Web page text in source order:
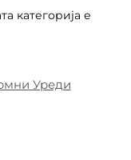
категорија е
Уреди